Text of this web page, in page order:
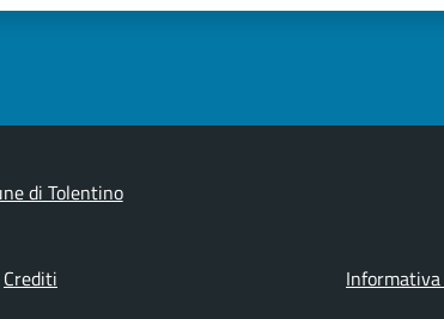
di Tolentino
Crediti